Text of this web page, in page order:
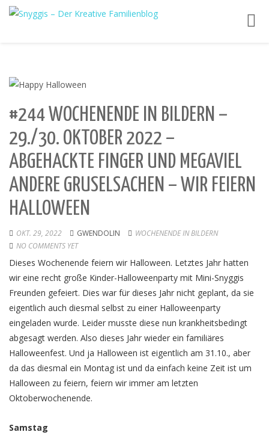
#244 WOCHENENDE IN BILDERN –
29./30. OKTOBER 2022 –
ABGEHACKTE FINGER UND MEGAVIEL
ANDERE GRUSELSACHEN – WIR FEIERN
HALLOWEEN
OKT. 29, 2022 GWENDOLIN
WOCHENENDE IN BILDERN
NO COMMENTS YET
Dieses Wochenende feiern wir Halloween. Letztes Jahr hatten
wir eine recht große Kinder-Halloweenparty mit Mini-Snyggis
Freunden gefeiert. Dies war für dieses Jahr nicht geplant, da sie
eigentlich auch diesmal selbst zu einer Halloweenparty
eingeladen wurde. Leider musste diese nun krankheitsbedingt
abgesagt werden. Also dieses Jahr wieder ein familiäres
Halloweenfest. Und ja Halloween ist eigentlich am 31.10., aber
da das diesmal ein Montag ist und da einfach keine Zeit ist um
Halloween zu feiern, feiern wir immer am letzten
Oktoberwochenende.
Samstag